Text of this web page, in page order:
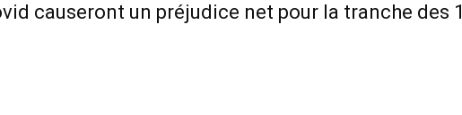
causeront un préjudice net pour la tranche des